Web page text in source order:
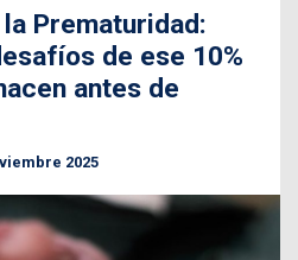
Prematuridad:
de ese 10%
antes de
2025